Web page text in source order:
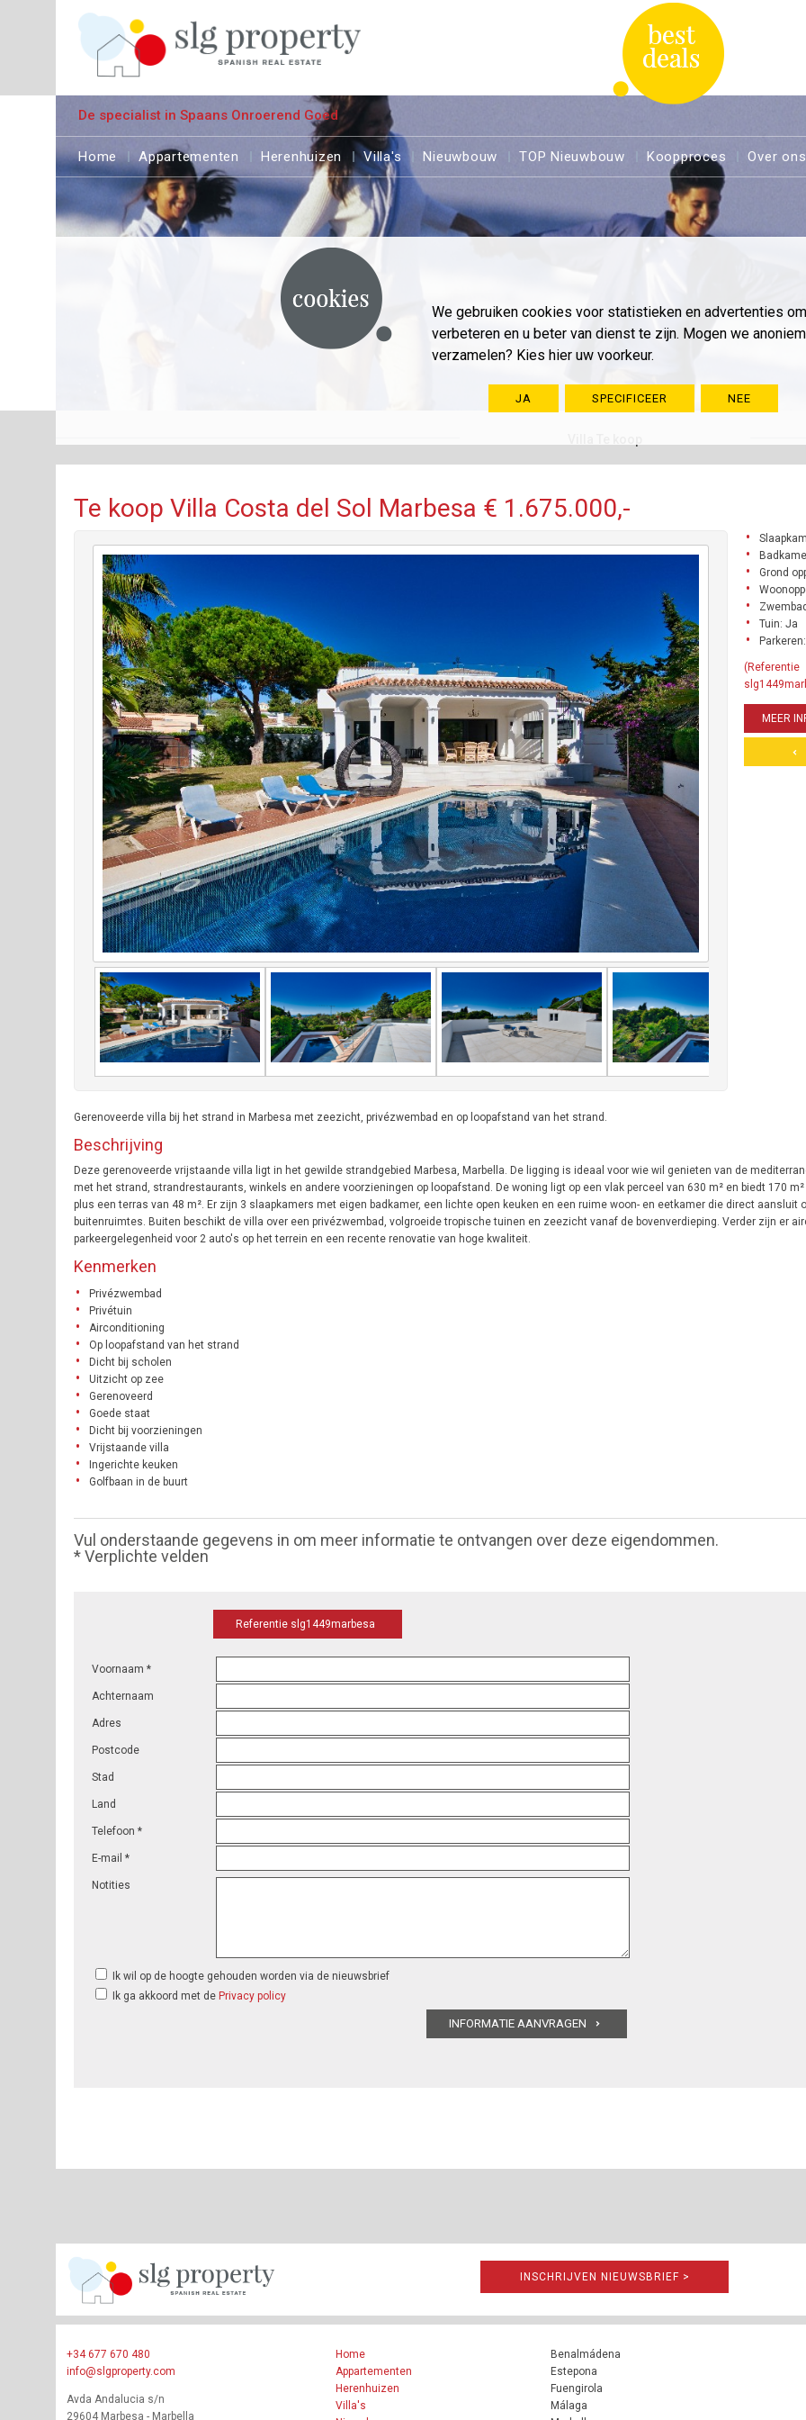
We gebruiken cookies voor statistieken en advertenties
verbeteren en u beter van dienst te zijn. Mogen we
verzamelen? Kies hier uw voorkeur.
JA SPECIFICEER NEE
De specialist in Spaans Onroerend Goed
Home Appartementen Herenhuizen Villa's Nieuwbouw TOP Nieuwbouw Koopproces Over ons
Te koop Villa Costa del Sol Marbesa € 1.675.000,-
Grond
Tuin: Ja
(Referentie
MEER
Gerenoveerde villa bij het strand in Marbesa met zeezicht, privézwembad en op loopafstand van het strand.
Beschrijving
Deze gerenoveerde vrijstaande villa ligt in het gewilde strandgebied Marbesa, Marbella. De ligging is ideaal voor wie wil genieten van de
met het strand, strandrestaurants, winkels en andere voorzieningen op loopafstand. De woning ligt op een vlak perceel van 630 m² en biedt 170
plus een terras van 48 m². Er zijn 3 slaapkamers met eigen badkamer, een lichte open keuken en een ruime woon- en eetkamer die direct aansluit
buitenruimtes. Buiten beschikt de villa over een privézwembad, volgroeide tropische tuinen en zeezicht vanaf de bovenverdieping. Verder zijn er
parkeergelegenheid voor 2 auto's op het terrein en een recente renovatie van hoge kwaliteit.
Kenmerken
Privézwembad
Privétuin
Airconditioning
Op loopafstand van het strand
Dicht bij scholen
Uitzicht op zee
Gerenoveerd
Goede staat
Dicht bij voorzieningen
Vrijstaande villa
Ingerichte keuken
Golfbaan in de buurt
Vul onderstaande gegevens in om meer informatie te ontvangen over deze eigendommen.
* Verplichte velden
Referentie slg1449marbesa
Voornaam *
Achternaam
Adres
Postcode
Stad
Land
Telefoon *
E-mail *
Notities
Ik wil op de hoogte gehouden worden via de nieuwsbrief
Ik ga akkoord met de Privacy policy
INSCHRIJVEN NIEUWSBRIEF >
+34 677 670 480
info@slgproperty.com
Avda Andalucia s/n
29604 Marbesa - Marbella
Home
Appartementen
Herenhuizen
Villa's
Benalmádena
Estepona
Fuengirola
Málaga